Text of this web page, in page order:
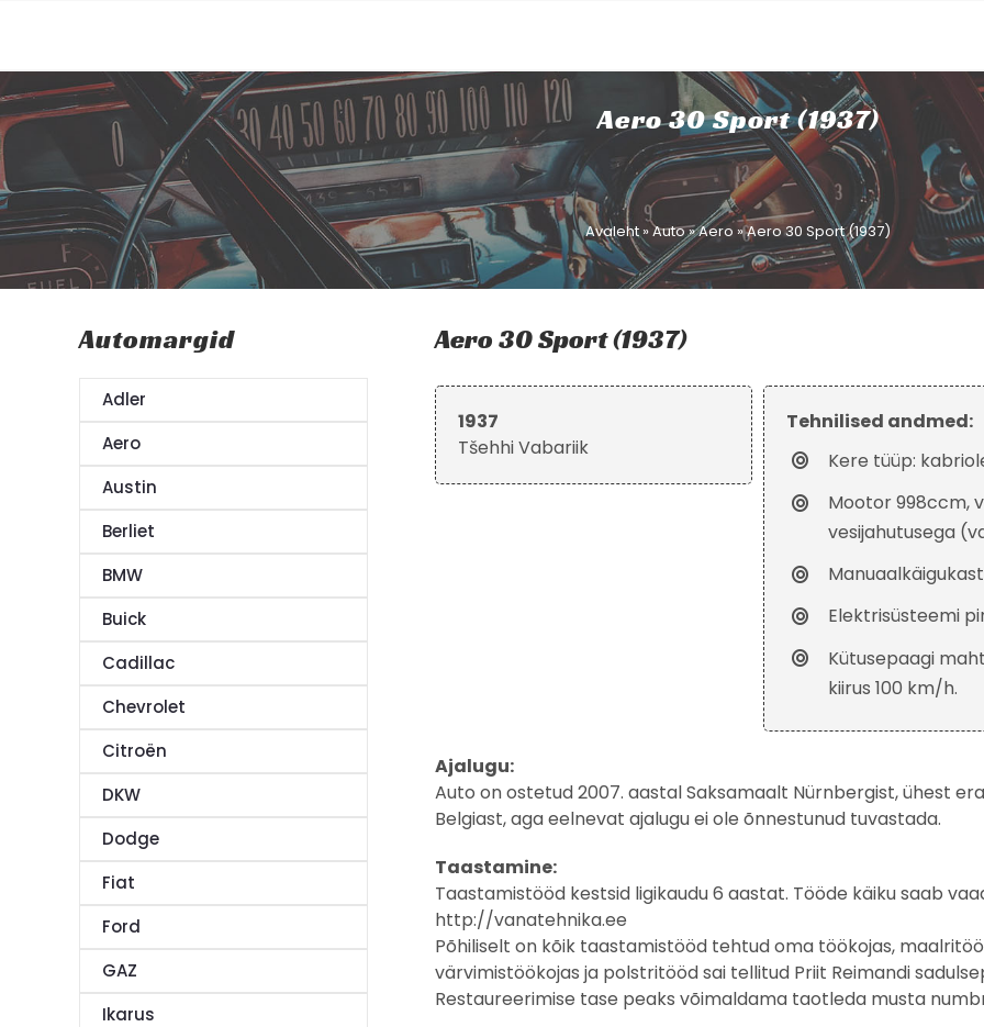
Aero 30 Sport (1937)
Avaleht»Auto»Aero »Aero 30 Sport (1937)
Aero 30 Sport (1937)
1937
Tšehhi Vabariik
Tehnilised andmed:
Kere tüüp:
Mootor 998ccm,
vesijahutusega
Elektrisüsteemi
Kütusepaagi
kiirus 100 km/h.
Ajalugu:
Auto on ostetud 2007. aastal Saksamaalt Nürnbergist, ühest
Belgiast, aga eelnevat ajalugu ei ole õnnestunud tuvastada.
Taastamine:
Taastamistööd kestsid ligikaudu 6 aastat. Tööde käiku saab
http://vanatehnika.ee
Põhiliselt on kõik taastamistööd tehtud oma töökojas,
värvimistöökojas ja polstritööd sai tellitud Priit Reimandi
Restaureerimise tase peaks võimaldama taotleda musta
Automargid
Adler
Aero
Austin
Berliet
BMW
Buick
Cadillac
Chevrolet
Citroën
DKW
Dodge
Fiat
Ford
GAZ
Ikarus